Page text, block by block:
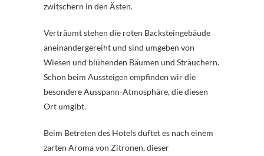
zwitschern in den Ästen.
Verträumt stehen die roten Backsteingebäude
aneinandergereiht und sind umgeben von
Wiesen und blühenden Bäumen und Sträuchern.
Schon beim Aussteigen empfinden wir die
besondere Ausspann-Atmosphäre, die diesen
Ort umgibt.
Beim Betreten des Hotels duftet es nach einem
zarten Aroma von Zitronen, dieser